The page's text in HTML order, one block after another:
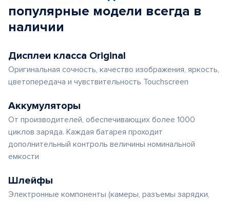
популярные модели всегда в
наличии
Дисплеи класса Original
Оригинальная сочность, качество изображения, яркость,
цветопередача и чувствительность Touchscreen
Аккумуляторы
От производителей, обеспечивающих более 1000
циклов заряда. Каждая батарея проходит
дополнительный контроль величины номинальной
емкости
Шлейфы
Электронные компоненты (камеры, разъемы зарядки,